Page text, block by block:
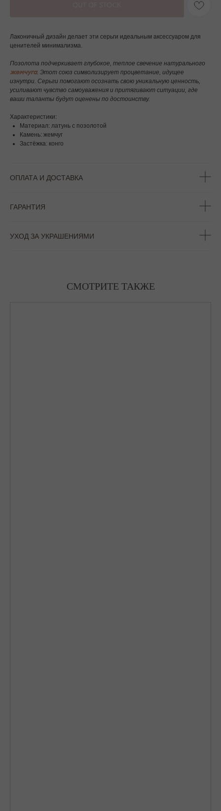
Лаконичный дизайн делает эти серьги идеальным аксессуаром для
ценителей минимализма.
Позолота подчеркивает глубокое, теплое свечение натурального
жемчуга. Этот союз символизирует процветание, идущее
изнутри. Серьги помогают осознать свою уникальную ценность,
усиливают чувство самоуважения и притягивают ситуации, где
ваши таланты будут оценены по достоинству.
Характеристики:
Материал: латунь с позолотой
Камень: жемчуг
Застёжка: конго
ОПЛАТА И ДОСТАВКА
ГАРАНТИЯ
УХОД ЗА УКРАШЕНИЯМИ
СМОТРИТЕ ТАКЖЕ